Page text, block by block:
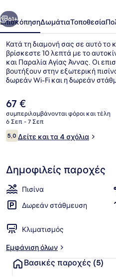
Επόμενο
61+
ΕπισκόπησηΔωμάτιαΤοποθεσία
Κατά τη διαμονή σας σε αυτό το
βρίσκεστε 10 λεπτά με το
και Παραλία Αγίας Άννας. Οι
βουτήξουν στην εξωτερική
δωρεάν Wi-Fi και η δωρεάν
και κήπο, ενώ οι ανέσεις μέσα
ψυγεία και φούρνους
Η
τρέχουσα
τιμή
είναι
67 €
67 €
συμπεριλαμβάνονται φόροι και τέλη
6 Σεπ - 7 Σεπ
Σχόλια
5,05,0 στα 10
Δείτε και τα 4 σχόλια
Δημοφιλείς παροχές
Πισίνα
Δωρεάν στάθμευση
Κλιματισμός
Εμφάνιση όλων
Βασικές παροχές (5)